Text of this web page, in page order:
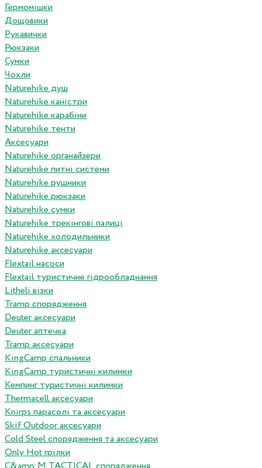
Гермомішки
Дощовики
Рукавички
Рюкзаки
Сумки
Чохли
Naturehike душ
Naturehike каністри
Naturehike карабіни
Naturehike тенти
Аксесуари
Naturehike органайзери
Naturehike питні системи
Naturehike рушники
Naturehike рюкзаки
Naturehike сумки
Naturehike трекінгові палиці
Naturehike холодильники
Naturehike аксесуари
Flextail насоси
Flextail туристичне гідрообладнання
Litheli візки
Tramp спорядження
Deuter аксесуари
Deuter аптечка
Tramp аксесуари
KingCamp спальники
KingCamp туристичні килимки
Кемпинг туристичні килимки
Thermacell аксесуари
Knirps парасолі та аксесуари
Skif Outdoor аксесуари
Cold Steel спорядження та аксесуари
Only Hot грілки